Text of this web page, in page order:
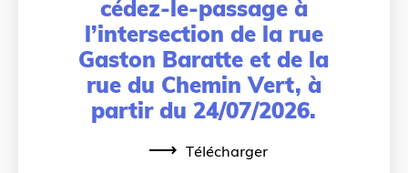
cédez-le-passage à
l’intersection de la rue
Gaston Baratte et de la
rue du Chemin Vert, à
partir du 24/07/2026.
Télécharger